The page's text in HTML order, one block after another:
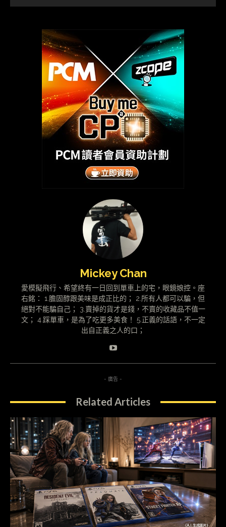
Mickey Chan
愛模擬飛行、希望終有一日回到單車上的宅，眼鏡娘控。座
右銘： 1.膽固醇跟美味是成正比的； 2.所有人都可以騙，但
絕對不能騙自己； 3.賣掉的貨才是錢，不賣的收藏品不值一
文； 4.踩單車，是為了吃更多美食！ 5.正義的話語，不一定
出自正義之人的口；
- 廣告 -
Related Articles